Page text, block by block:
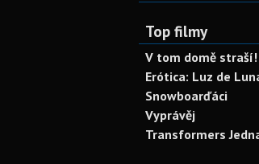
Top filmy
V tom domě straší!
Erótica: Luz de
Snowboarďáci
Vyprávěj
Transformers